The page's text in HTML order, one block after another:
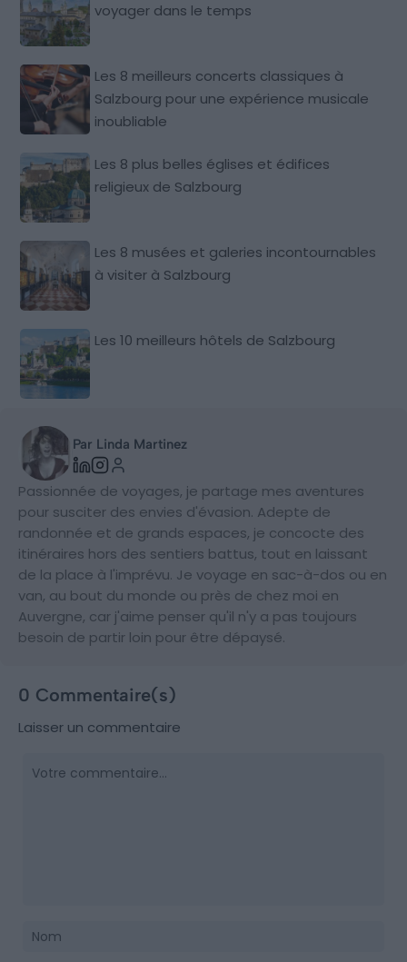
voyager dans le temps
Les 8 meilleurs concerts classiques à
Salzbourg pour une expérience musicale
inoubliable
Les 8 plus belles églises et édifices
religieux de Salzbourg
Les 8 musées et galeries incontournables
à visiter à Salzbourg
Les 10 meilleurs hôtels de Salzbourg
Par Linda Martinez
Passionnée de voyages, je partage mes aventures
pour susciter des envies d'évasion. Adepte de
randonnée et de grands espaces, je concocte des
itinéraires hors des sentiers battus, tout en laissant
de la place à l'imprévu. Je voyage en sac-à-dos ou en
van, au bout du monde ou près de chez moi en
Auvergne, car j'aime penser qu'il n'y a pas toujours
besoin de partir loin pour être dépaysé.
0 Commentaire(s)
Laisser un commentaire